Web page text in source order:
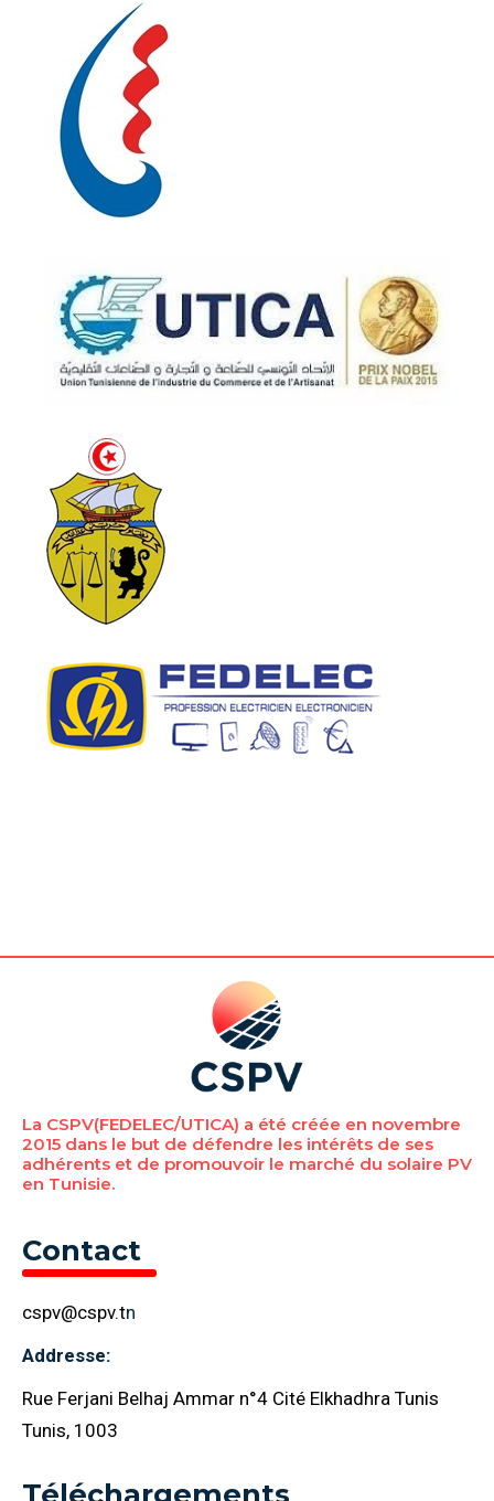
La CSPV(FEDELEC/UTICA) a été créée en novembre
2015 dans le but de défendre les intérêts de ses
adhérents et de promouvoir le marché du solaire PV
en Tunisie.
Contact
cspv@cspv.tn
Addresse:
Rue Ferjani Belhaj Ammar n°4 Cité Elkhadhra Tunis
Tunis, 1003
Téléchargements